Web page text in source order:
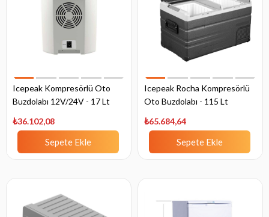
Icepeak Kompresörlü Oto
Buzdolabı 12V/24V - 17 Lt
₺36.102,08
Sepete Ekle
Icepeak Rocha Kompresörlü
Oto Buzdolabı - 115 Lt
₺65.684,64
Sepete Ekle